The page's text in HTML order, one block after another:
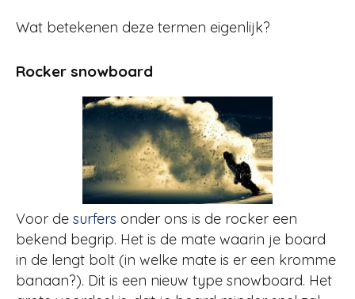
Wat betekenen deze termen eigenlijk?
Rocker snowboard
Voor de surfers onder ons is de rocker een
bekend begrip. Het is de mate waarin je board
in de lengt bolt (in welke mate is er een kromme
banaan?). Dit is een nieuw type snowboard. Het